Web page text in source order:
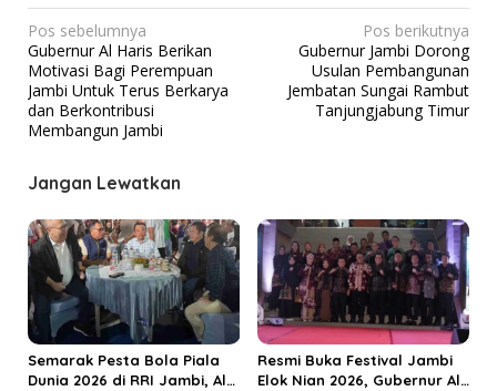
N
a
v
i
a
s
i
p
o
s
Pos sebelumnya
Gubernur Al Haris Berikan
Motivasi Bagi Perempuan
Jambi Untuk Terus Berkarya
dan Berkontribusi
Membangun Jambi
Pos berikutnya
Gubernur Jambi Dorong
Usulan Pembangunan
Jembatan Sungai Rambut
Tanjungjabung Timur
Jangan Lewatkan
Semarak Pesta Bola Piala
Dunia 2026 di RRI Jambi, Al
Resmi Buka Festival Jambi
Elok Nian 2026, Gubernur Al